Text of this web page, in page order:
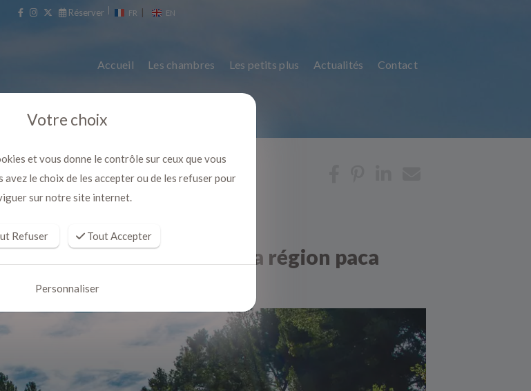
Réserver FR EN
Accueil Les chambres Les petits plus Actualités Contact
cassis avec piscine dans la région paca
Votre choix
et vous donne le contrôle sur ceux que vous
avez le choix de les accepter ou de les refuser pour
sur notre site internet.
Refuser Tout Accepter
Personnaliser